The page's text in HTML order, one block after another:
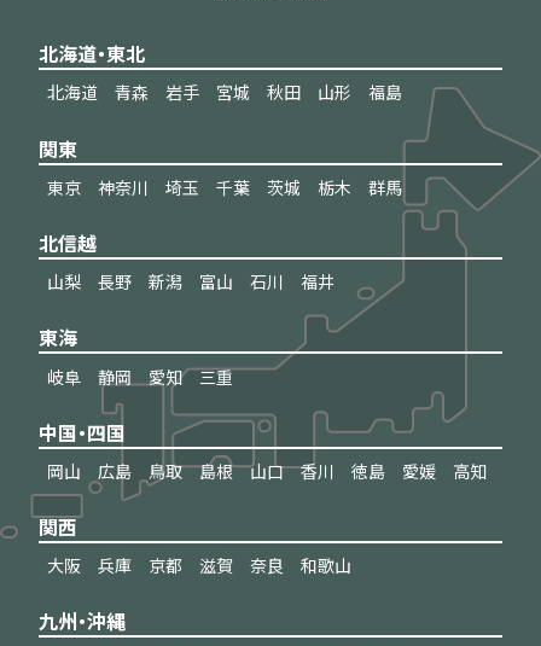
北海道・東北
北海道 青森 岩手 宮城 秋田 山形 福島
関東
東京 神奈川 埼玉 千葉 茨城 栃木 群馬
北信越
山梨 長野 新潟 富山 石川 福井
東海
岐阜 静岡 愛知 三重
中国・四国
岡山 広島 鳥取 島根 山口 香川 徳島 愛媛 高知
関西
大阪 兵庫 京都 滋賀 奈良 和歌山
九州・沖縄